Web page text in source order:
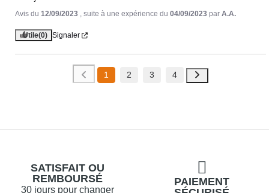
Avis du 12/09/2023 , suite à une expérience du 04/09/2023 par A.A.
Utile(0) Signaler
1 2 3 4
SATISFAIT OU
REMBOURSÉ
30 jours pour changer
PAIEMENT